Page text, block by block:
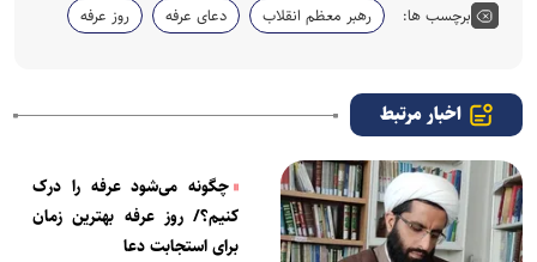
برچسب ها: رهبر معظم انقلاب دعای عرفه روز عرفه
اخبار مرتبط
چگونه می‌شود عرفه را درک
کنیم؟/ روز عرفه بهترین زمان
برای استجابت دعا